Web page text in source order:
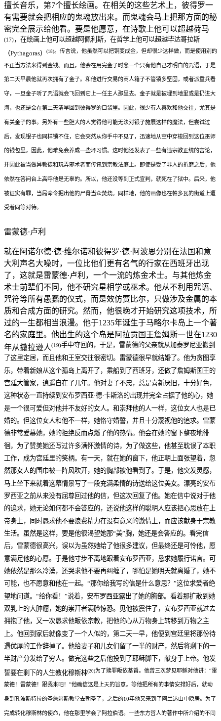
擅长音乐，第7个擅长绘画。在相关的这些艺术上，彼得罗一
有需要就会把相应的鬼魂放出来。而鬼魂会马上把那方面的秘
密完全展示给他看。要是他愿意，在诗歌上他可以超越荷马
(17)，在绘画上他可以超越阿佩利斯，在哲学上他可以超越毕达哥拉斯
（Pythagoras）
(18)。传言说，他虽然可以把铜变成金，但却很少这样做，而是使用别的
不正当方法来得到金钱。而且，他会在用完金子时念一个只有他自己才明白的咒语，于是
第二天早晨他就再次拥有了金子。和他进行交易的商人箱子不管锁多坚固，或者派重兵看
守，一旦金子听了咒语就会飞回到它上一任主人那里去。金子就是被埋到地里或是扔进大
海，也还是会在第二天清早回到彼得罗的口袋里。因此，很少有人喜欢和他交往，尤其是
有关金子的事。另外有一些胆大的人觉得他可能无法对银子施展这样的魔法，但尝试过
后，发现银子也同样锁不住，它会突然从你手中不见了，迅速地从空中穿梭回到这位巫师
的钱包里。因此，他难免会养成一些坏习惯。这时他还发表了一些有违宗教正统的言论，
并因此被当做异教徒和玩弄邪术者而传讯到宗教法庭上。即使是受了非人的折磨之后，他
依然在答问台上高呼他是无辜的。所以，他还没等到正式宣判，就死在了狱中。后来，他
被证实有罪，当局命令掘出他的尸骨当众焚烧。同样地，他的画像也在帕多瓦的街道上遭
受着同等对待。
雷蒙德·卢利
就在阿诺尔德·德·维尔诺和彼得罗·德·阿波恩分别在法国和意
大利声名大噪时，一位比他们更有名气的行家在西班牙出现
了，这就是雷蒙德·卢利，一个一流的炼金术士。与其他炼金
术士前辈们不同，他不研究星相学或巫术。他从不利用咒语、
咒符等所有愚蠢的仪式，而是效仿贾比尔，只做涉及金属的本
质和合成方面的研究。然而，他很晚才开始研究这项技术，所
过的一生都相当浪漫。他于1235年诞生于马略尔卡岛上一个著
名的家庭里。他出生的这个岛是阿拉贡国王詹姆斯一世在1230
年从撒拉逊人(19)手中夺回的，于是，雷蒙德的父亲就从加泰罗尼亚搬到
了这里定居，而且他和王室交往很密切。雷蒙德很早就结婚了。他为贪图享
乐，带着新娘从这个孤岛上离开了，乘船到了西班牙，还做了詹姆斯国王的
宫廷大管家，逍遥自在了几年。他对妻子不忠，总是喜新厌旧，十分好色，
这种状态一直持续到安布罗西亚·德·卡斯洛的出现并完全占据了他的心，她
是一个很可爱但对他并不友好的女人。和崇拜他的人一样，这位女人也是已
婚的。但这位女人和他不一样，她恪守婚誓，并且十分蔑视他的追求。雷蒙
德非常爱慕她，她的拒绝反而点燃了他的热情。他会在她的窗下整夜地徘
徊，为了赞美她还写过许多满怀激情的诗，为了做这些，他甚至耽误了本职
工作，成为宫廷里的笑柄。有一天，就在她的窗下，他正朝上面张望着，忽
然那女人的围巾被一阵风吹开，她的胸部被他看到了。于是，他突发灵感，
马上坐下来就着这幕情景写了一段充满柔情的诗送给这位美女。漂亮的安布
罗西亚之前从来没有屈尊回过他的信，但这次回复了他。她在信中说对于他
的追求，她无论如何都不会答应的，还说他这样的聪明人应该把心思放在上
帝身上，同时恳求他不要浪费精力在没有意义的激情上，而应该献身于宗教
生活。虽然是这样，要是他很渴望她那“美”胸，她还是会答应的。看完信
后，雷蒙德很高兴，误以为虽然她给了他很多建议，但最终还是可怜他，愿
意满足他的心愿。于是他寸步不离地跟着安布罗西亚，恳求她履行诺言。可
她依然是那么冷漠，还哭求他不要再纠缠了，哪怕是她明天就离婚了，她不
可能，也不愿意和他在一起。“那你给我写的信是什么意思？”这位求爱者绝
望地问道。“给你看！”说着，安布罗西亚露出了她的胸部。看着那扩散到她
双乳上的大肿瘤，她的崇拜者满脸惊恐。见他被震住了，安布罗西亚就过去
拥抱了他，又一次恳求他皈依宗教，把他的心从万物身上转移到万物之主
上。他回到家后就像变了一个人似的，第二天一早，他便到宫廷里将那份待
遇优厚的工作辞掉了。他给妻子和儿女们留了一半的财产，然后将剩下的一
半财产分发给了穷人。做完这些之后他投到了耶稣脚下，献身于上帝。他发
誓要在剩下的人生教化穆斯林(20)为了赎罪皈依基督。他曾三次梦见耶稣对他讲：“雷
蒙德！雷蒙德！跟我来吧！”他确信这是上天的旨意。等他把所有的事情安排好后，就动
身到孔波斯特拉的圣詹姆斯教堂去朝圣了，之后的10年他又来到了阿兰达山中隐居。为了
完成转化穆斯林的使命，他在那里学会了阿拉伯语。一些东方哲人的著作中所介绍的不同